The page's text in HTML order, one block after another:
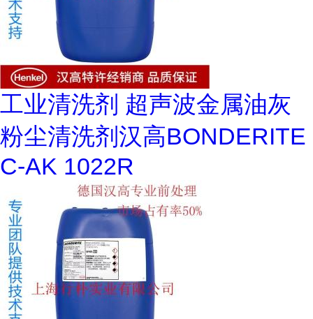
工业清洗剂 超声波金属油灰
粉尘清洗剂汉高BONDERITE
C-AK 1022R